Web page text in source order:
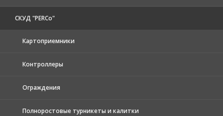
СКУД "PERCo"
Картоприемники
Контроллеры
Ограждения
Полноростовые турникеты и калитки